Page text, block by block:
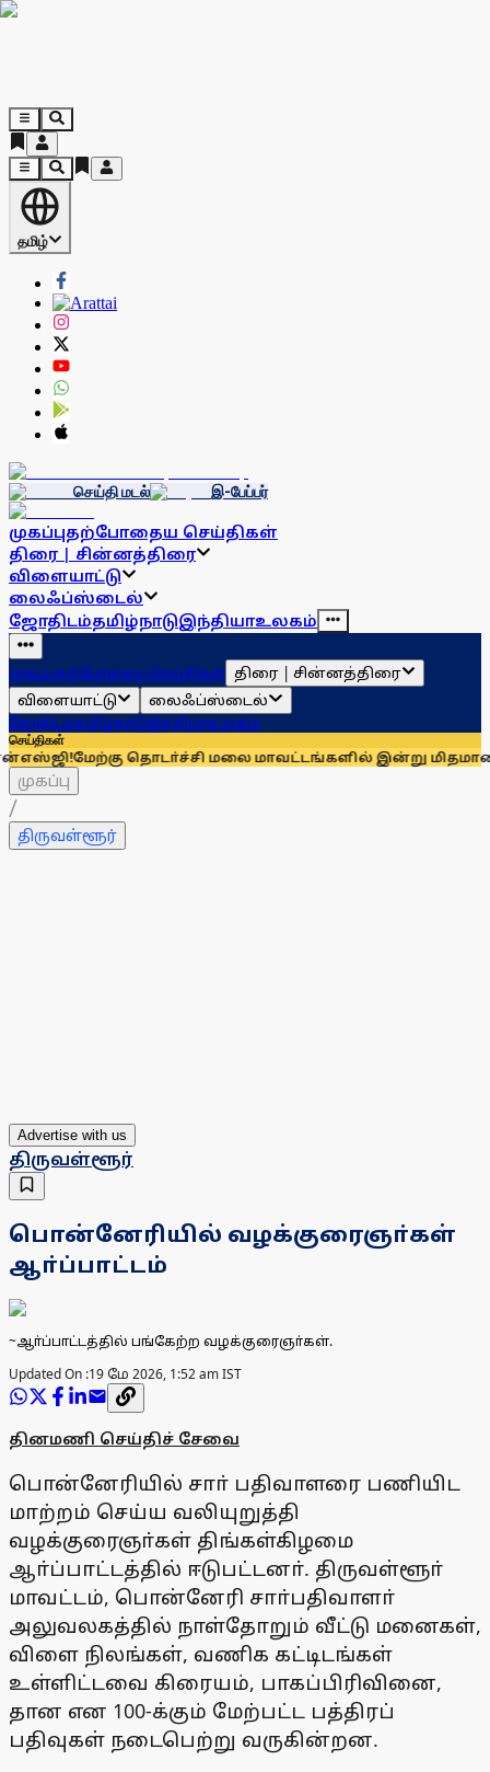
தமிழ்
செய்தி மடல் இ-பேப்பர்
முகப்புதற்போதைய செய்திகள்
திரை | சின்னத்திரை
விளையாட்டு
லைஃப்ஸ்டைல்
ஜோதிடம்தமிழ்நாடுஇந்தியாஉலகம்
முகப்புதற்போதைய செய்திகள் திரை | சின்னத்திரை
விளையாட்டு
லைஃப்ஸ்டைல்
ஜோதிடம்தமிழ்நாடுஇந்தியாஉலகம்
செய்திகள்
தொடா்ச்சி மலை மாவட்டங்களில் இன்று மிதமான மழைக்கு
முகப்பு
/
திருவள்ளூர்
Advertise with us
திருவள்ளூர்
பொன்னேரியில் வழக்குரைஞா்கள்
ஆா்ப்பாட்டம்
~ஆா்ப்பாட்டத்தில் பங்கேற்ற வழக்குரைஞா்கள்.
Updated On :19 மே 2026, 1:52 am IST
தினமணி செய்திச் சேவை
பொன்னேரியில் சாா் பதிவாளரை பணியிட
மாற்றம் செய்ய வலியுறுத்தி
வழக்குரைஞா்கள் திங்கள்கிழமை
ஆா்ப்பாட்டத்தில் ஈடுபட்டனா். திருவள்ளூா்
மாவட்டம், பொன்னேரி சாா்பதிவாளா்
அலுவலகத்தில் நாள்தோறும் வீட்டு மனைகள்,
விளை நிலங்கள், வணிக கட்டிடங்கள்
உள்ளிட்டவை கிரையம், பாகப்பிரிவினை,
தான என 100-க்கும் மேற்பட்ட பத்திரப்
பதிவுகள் நடைபெற்று வருகின்றன.